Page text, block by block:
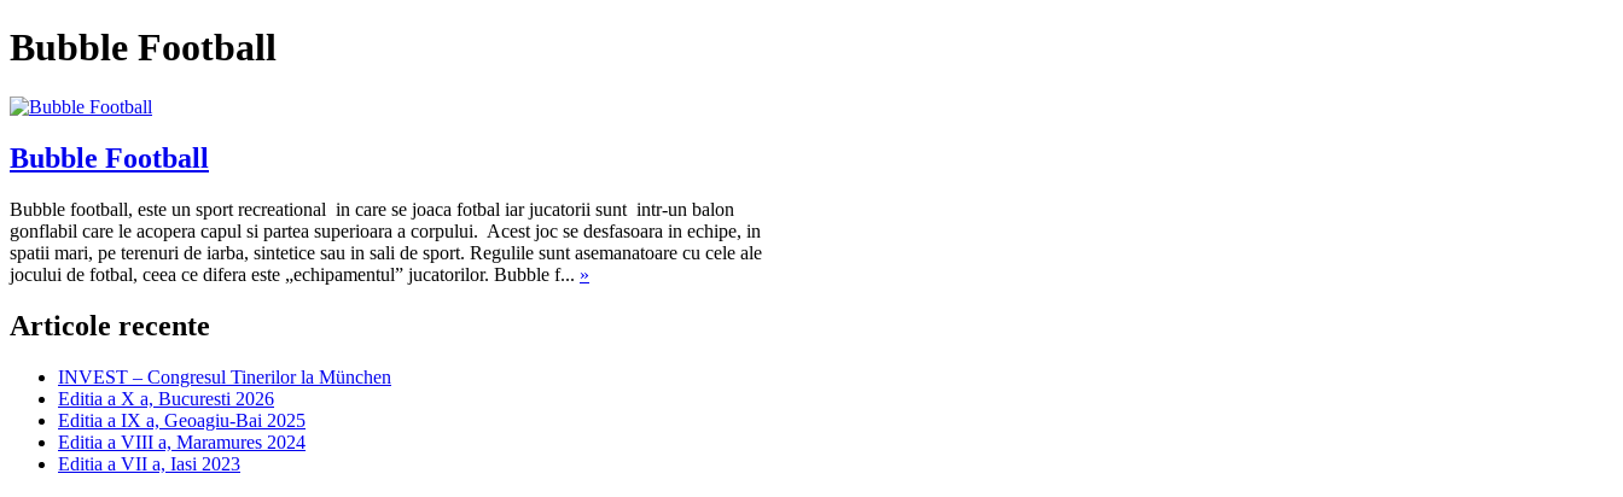
Bubble Football
Bubble Football
Bubble football, este un sport recreational in care se joaca fotbal iar jucatorii sunt intr-un balon
gonflabil care le acopera capul si partea superioara a corpului. Acest joc se desfasoara in echipe, in
spatii mari, pe terenuri de iarba, sintetice sau in sali de sport. Regulile sunt asemanatoare cu cele ale
jocului de fotbal, ceea ce difera este „echipamentul” jucatorilor. Bubble f... »
Articole recente
INVEST – Congresul Tinerilor la München
Editia a X a, Bucuresti 2026
Editia a IX a, Geoagiu-Bai 2025
Editia a VIII a, Maramures 2024
Editia a VII a, Iasi 2023